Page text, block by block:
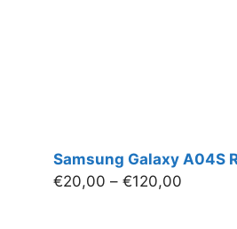
Samsung Galaxy A04S
€20,00 – €120,00